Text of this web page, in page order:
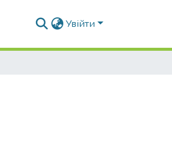
Увійти